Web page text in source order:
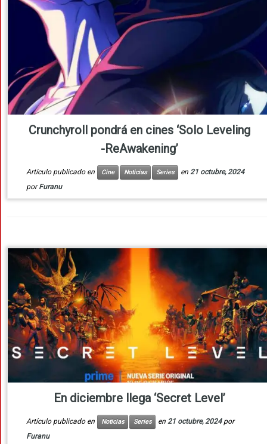
Crunchyroll pondrá en cines ‘Solo Leveling
-ReAwakening’
Artículo publicado en Cine Noticias Series en 21 octubre, 2024
porFuranu
En diciembre llega ‘Secret Level’
Artículo publicado en Noticias Series en 21 octubre, 2024 por
Furanu